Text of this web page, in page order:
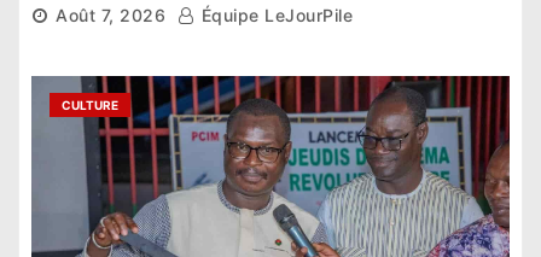
étrangers
Août 7, 2026 Équipe LeJourPile
CULTURE